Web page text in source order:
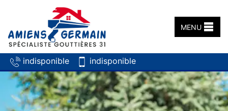
indisponible indisponible
MENU